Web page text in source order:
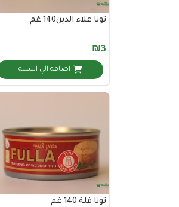
تونا علاء الدين140 غم
₪3
اضافة الي السلة
تونا فلة 140 غم